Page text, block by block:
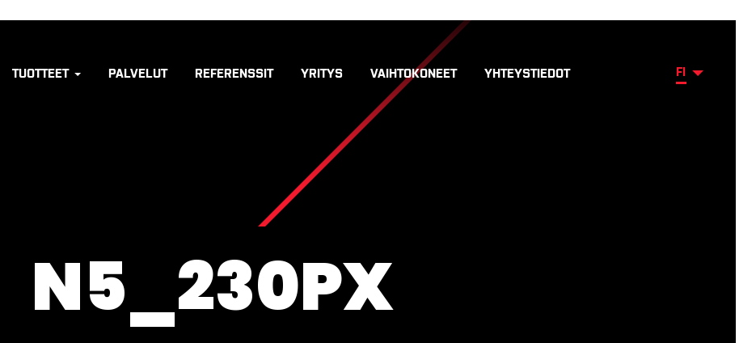
TUOTTEET PALVELUT REFERENSSIT YRITYS VAIHTOKONEET YHTEYSTIEDOT FI
N5_230PX